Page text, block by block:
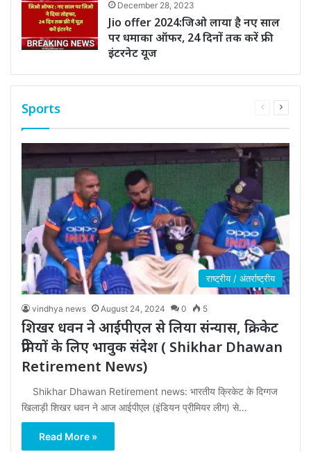
December 28, 2023
Jio offer 2024:जिओ लाया है नए साल
पर धमाका ऑफर, 24 दिनों तक करें फ्री
इंटरनेट यूज
Sports
Previous
Next
राष्ट्रीय / अंतर्राष्ट्रीय
vindhya news August 24, 2024 0 5
शिखर धवन ने आईपीएल से लिया संन्यास, क्रिकेट
प्रेमियों के लिए भावुक संदेश ( Shikhar Dhawan
Retirement News)
Shikhar Dhawan Retirement news: भारतीय क्रिकेट के दिग्गज
खिलाड़ी शिखर धवन ने आज आईपीएल (इंडियन प्रीमियर लीग) से…
Read More »